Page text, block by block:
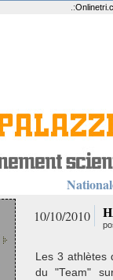
.:
10/10/2010
Les 3 athlètes
du "Team"